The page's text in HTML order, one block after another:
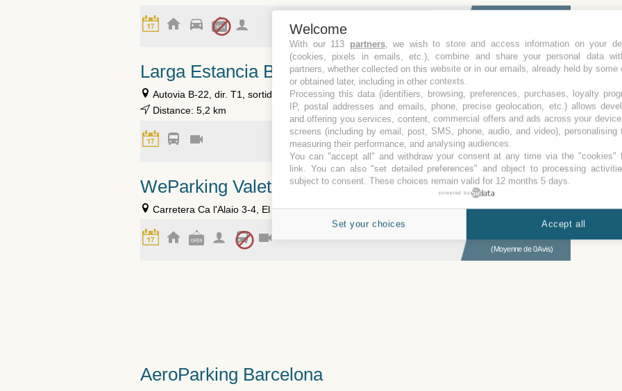
Larga Estancia Barcelona
Autovia B-22, dir. T1, sortida 5, ES
Distance: 5,2 km
(Moyenne de 0 Avis)
WeParking Valet El Prat
Carretera Ca l'Alaio 3-4, El Prat de Llobregat, Madrid, ES
(Moyenne de 0 Avis)
AeroParking Barcelona
Welcome
With our 113 partners, we wish to store and access information on your
(cookies, pixels in emails, etc.), combine and share your personal data
partners, whether collected on this website or in our emails, already held by some
or obtained later, including in other contexts.
Processing this data (identifiers, browsing, preferences, purchases, loyalty
IP, postal addresses and emails, phone, precise geolocation, etc.) allows
and offering you services, content, commercial offers and ads across your
screens (including by email, post, SMS, phone, audio, and video), personalising
measuring their performance, and analysing audiences.
You can "accept all" and withdraw your consent at any time via the "cookies"
link. You can also "set detailed preferences" and object to processing
subject to consent. These choices remain valid for 12 months 5 days.
powered by
Set your choices Accept all